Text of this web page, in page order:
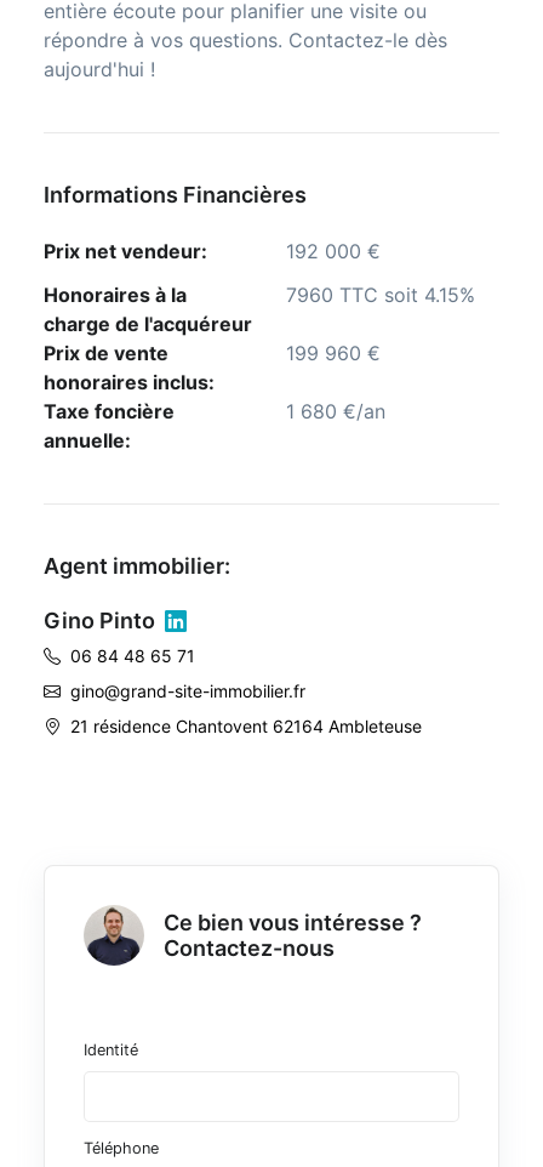
entière écoute pour planifier une visite ou
répondre à vos questions. Contactez-le dès
aujourd'hui !
Informations Financières
Prix net vendeur:
192 000 €
Honoraires à la
charge de l'acquéreur
7960 TTC soit 4.15%
Prix de vente
honoraires inclus:
199 960 €
Taxe foncière
annuelle:
1 680 €/an
Agent immobilier:
Gino Pinto
06 84 48 65 71
gino@grand-site-immobilier.fr
21 résidence Chantovent 62164 Ambleteuse
Ce bien vous intéresse ?
Contactez-nous
Identité
Téléphone